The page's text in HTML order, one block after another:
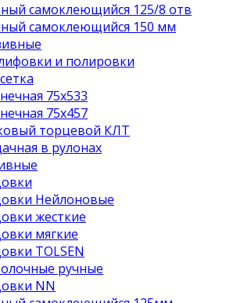
самоклеющийся 125/8 отв
самоклеющийся 150 мм
и полировки
75х533
75х457
торцевой КЛТ
в рулонах
Нейлоновые
жесткие
мягкие
TOLSEN
ручные
NN